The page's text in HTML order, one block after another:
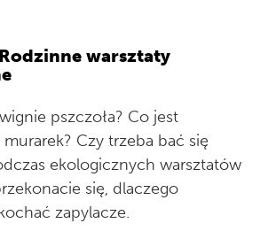
warsztaty
pszczoła? Co jest
Czy trzeba bać się
ekologicznych warsztatów
się, dlaczego
zapylacze.